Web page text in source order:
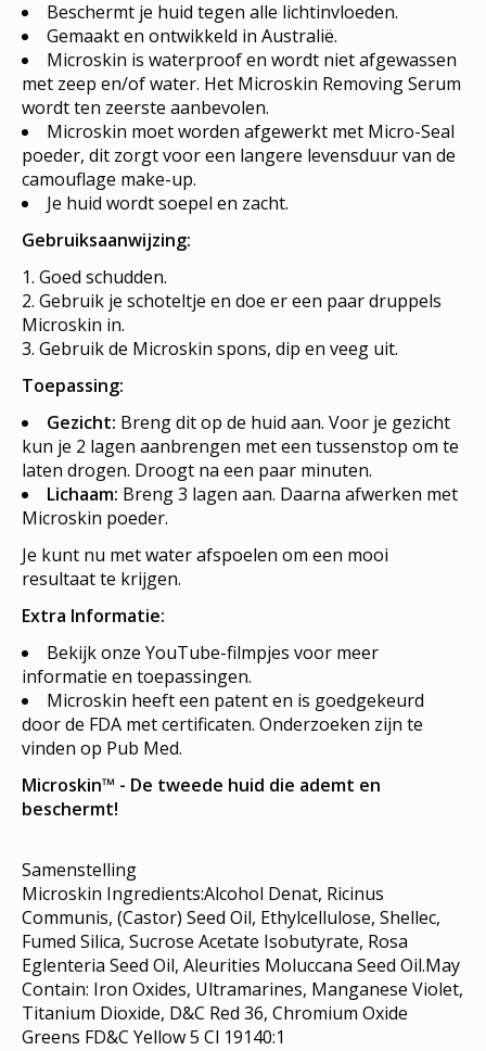
Beschermt je huid tegen alle lichtinvloeden.
Gemaakt en ontwikkeld in Australië.
Microskin is waterproof en wordt niet afgewassen
met zeep en/of water. Het Microskin Removing Serum
wordt ten zeerste aanbevolen.
Microskin moet worden afgewerkt met Micro-Seal
poeder, dit zorgt voor een langere levensduur van de
camouflage make-up.
Je huid wordt soepel en zacht.
Gebruiksaanwijzing:
Goed schudden.
Gebruik je schoteltje en doe er een paar druppels
Microskin in.
Gebruik de Microskin spons, dip en veeg uit.
Toepassing:
Gezicht: Breng dit op de huid aan. Voor je gezicht
kun je 2 lagen aanbrengen met een tussenstop om te
laten drogen. Droogt na een paar minuten.
Lichaam: Breng 3 lagen aan. Daarna afwerken met
Microskin poeder.
Je kunt nu met water afspoelen om een mooi
resultaat te krijgen.
Extra Informatie:
Bekijk onze YouTube-filmpjes voor meer
informatie en toepassingen.
Microskin heeft een patent en is goedgekeurd
door de FDA met certificaten. Onderzoeken zijn te
vinden op Pub Med.
Microskin™ - De tweede huid die ademt en
beschermt!
Samenstelling
Microskin Ingredients:Alcohol Denat, Ricinus
Communis, (Castor) Seed Oil, Ethylcellulose, Shellec,
Fumed Silica, Sucrose Acetate Isobutyrate, Rosa
Eglenteria Seed Oil, Aleurities Moluccana Seed Oil.May
Contain: Iron Oxides, Ultramarines, Manganese Violet,
Titanium Dioxide, D&C Red 36, Chromium Oxide
Greens FD&C Yellow 5 Cl 19140:1